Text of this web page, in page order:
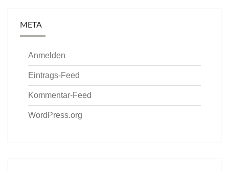
META
Anmelden
Eintrags-Feed
Kommentar-Feed
WordPress.org